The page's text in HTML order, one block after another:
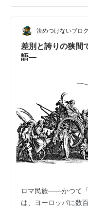
Gogol Bordello 、
彼らのギグは、ジプ
ような活気のあ…
決めつけないブロ
差別と誇りの狭間
語―
ロマ民族——かつて
は、ヨーロッパに数